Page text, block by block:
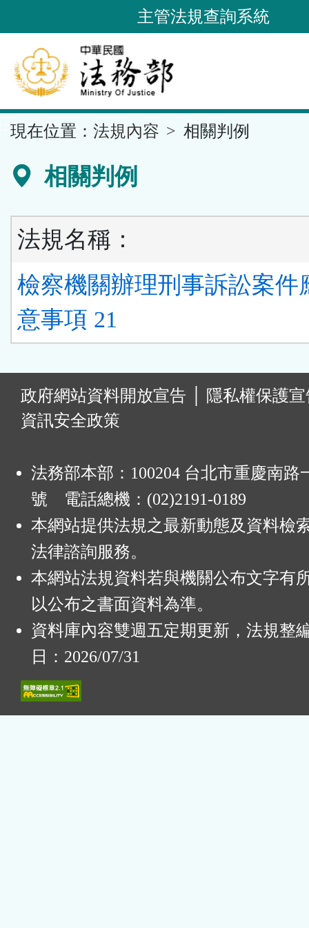
到
要
內
容
區
主管法規查詢系統
現在位置： 法規內容 相關判例
相關判例
法規名稱：
檢察機關辦理刑事訴訟案件
意事項 21
政府網站資料開放宣告
隱私權保護
資訊安全政策
法務部本部：100204 台北市重慶南路
號 電話總機：(02)2191-0189
本網站提供法規之最新動態及資料檢
法律諮詢服務。
本網站法規資料若與機關公布文字有
以公布之書面資料為準。
資料庫內容雙週五定期更新，法規整
日：2026/07/31